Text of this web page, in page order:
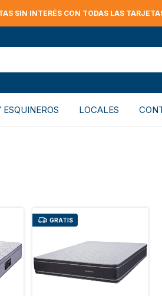
SIN INTERÉS CON TODAS LAS
ESQUINEROS LOCALES
GRATIS